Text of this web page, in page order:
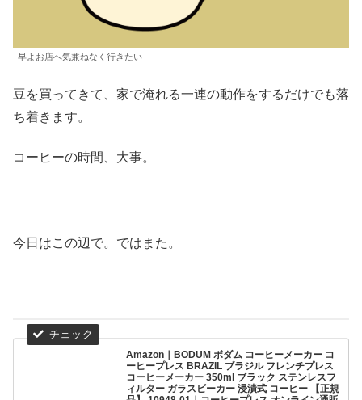
早よお店へ気兼ねなく行きたい
豆を買ってきて、家で淹れる一連の動作をするだけでも落
ち着きます。
コーヒーの時間、大事。
今日はこの辺で。ではまた。
Amazon｜BODUM ボダム コーヒーメーカー コ
ーヒープレス BRAZIL ブラジル フレンチプレス
コーヒーメーカー 350ml ブラック ステンレスフ
ィルター ガラスビーカー 浸漬式 コーヒー 【正規